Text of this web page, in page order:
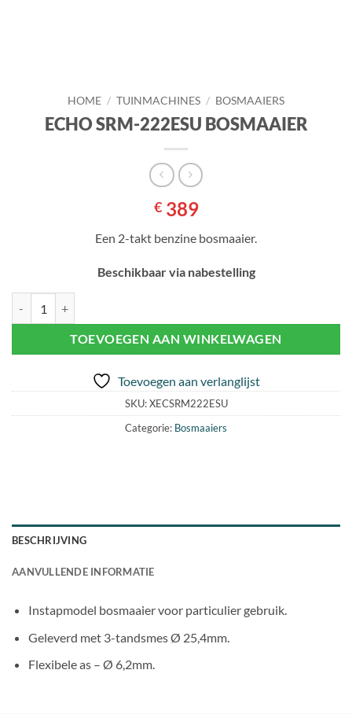
HOME / TUINMACHINES / BOSMAAIERS
ECHO SRM-222ESU BOSMAAIER
€389
Een 2-takt benzine bosmaaier.
Beschikbaar via nabestelling
TOEVOEGEN AAN WINKELWAGEN
Toevoegen aan verlanglijst
SKU:XECSRM222ESU
Categorie: Bosmaaiers
BESCHRIJVING
AANVULLENDE INFORMATIE
Instapmodel bosmaaier voor particulier gebruik.
Geleverd met 3-tandsmes Ø 25,4mm.
Flexibele as – Ø 6,2mm.